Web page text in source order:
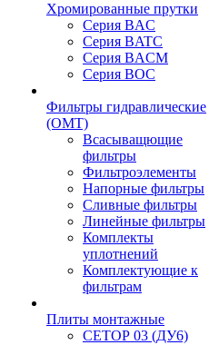
Хромированные прутки
Серия BAC
Серия BATC
Серия BACM
Серия BOC
Фильтры гидравлические
(OMT)
Всасыващющие
фильтры
Фильтроэлементы
Напорные фильтры
Сливные фильтры
Линейные фильтры
Комплекты
уплотнений
Комплектующие к
фильтрам
Плиты монтажные
CЕТОР 03 (ДУ6)